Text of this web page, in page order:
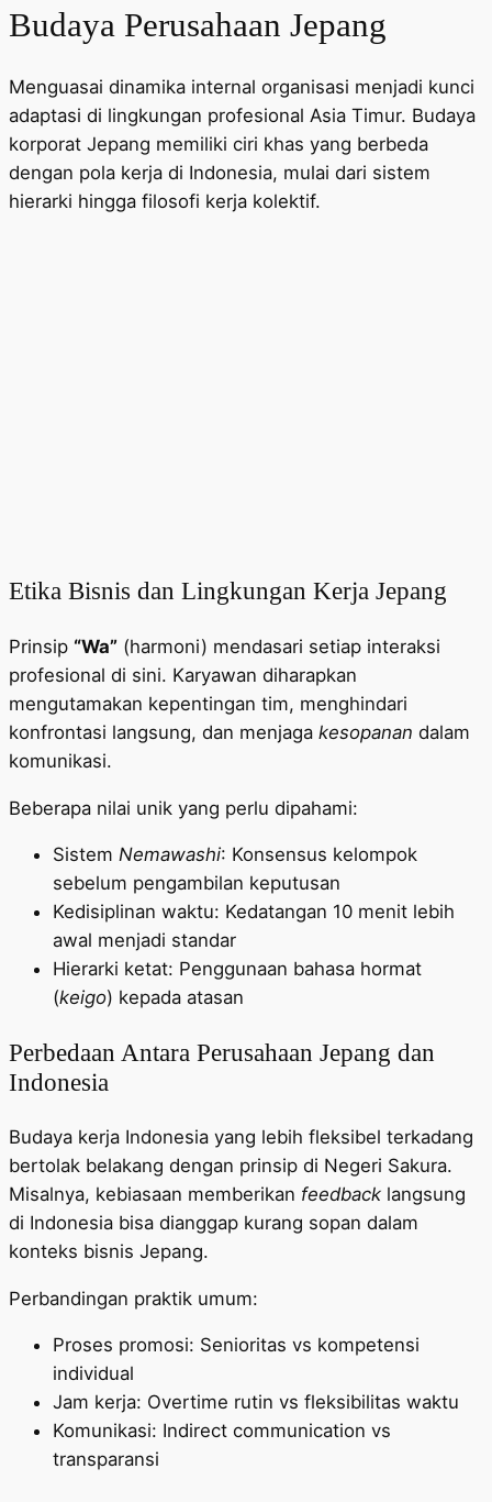
Budaya Perusahaan Jepang
Menguasai dinamika internal organisasi menjadi kunci
adaptasi di lingkungan profesional Asia Timur. Budaya
korporat Jepang memiliki ciri khas yang berbeda
dengan pola kerja di Indonesia, mulai dari sistem
hierarki hingga filosofi kerja kolektif.
Etika Bisnis dan Lingkungan Kerja Jepang
Prinsip “Wa” (harmoni) mendasari setiap interaksi
profesional di sini. Karyawan diharapkan
mengutamakan kepentingan tim, menghindari
konfrontasi langsung, dan menjaga kesopanan dalam
komunikasi.
Beberapa nilai unik yang perlu dipahami:
Sistem Nemawashi: Konsensus kelompok
sebelum pengambilan keputusan
Kedisiplinan waktu: Kedatangan 10 menit lebih
awal menjadi standar
Hierarki ketat: Penggunaan bahasa hormat
(keigo) kepada atasan
Perbedaan Antara Perusahaan Jepang dan
Indonesia
Budaya kerja Indonesia yang lebih fleksibel terkadang
bertolak belakang dengan prinsip di Negeri Sakura.
Misalnya, kebiasaan memberikan feedback langsung
di Indonesia bisa dianggap kurang sopan dalam
konteks bisnis Jepang.
Perbandingan praktik umum:
Proses promosi: Senioritas vs kompetensi
individual
Jam kerja: Overtime rutin vs fleksibilitas waktu
Komunikasi: Indirect communication vs
transparansi